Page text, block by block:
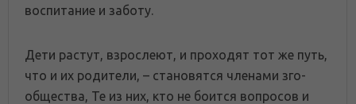
воспитание и заботу.
Дети растут, взрослеют, и проходят тот же путь,
что и их родители, – становятся членами зго-
общества, Те из них, кто не боится вопросов и